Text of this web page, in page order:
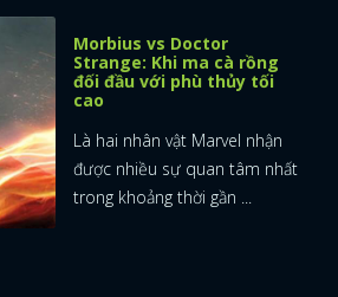
Morbius vs Doctor
Strange: Khi ma cà rồng
đối đầu với phù thủy tối
cao
Là hai nhân vật Marvel nhận
được nhiều sự quan tâm nhất
trong khoảng thời gần ...